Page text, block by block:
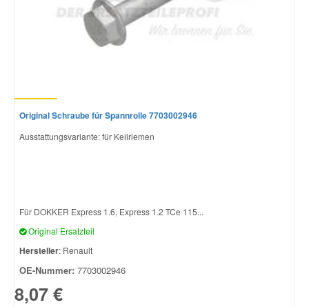
Original Schraube für Spannrolle 7703002946
Ausstattungsvariante: für Keilriemen
Für DOKKER Express 1.6, Express 1.2 TCe 115...
Original Ersatzteil
Hersteller: Renault
OE-Nummer: 7703002946
8,07 €